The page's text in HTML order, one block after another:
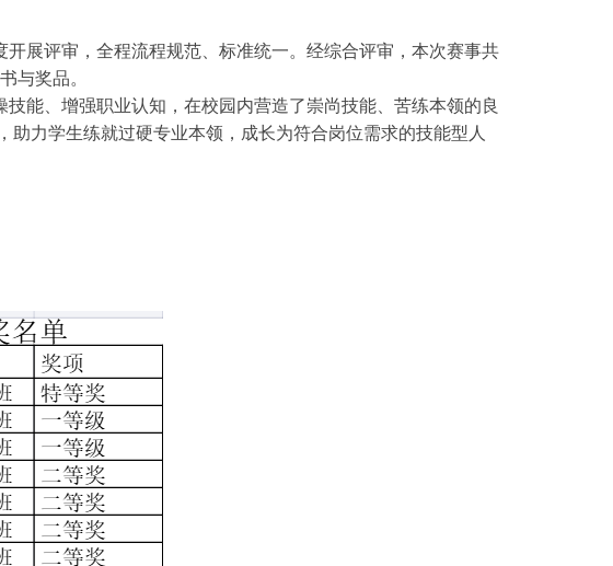
展评审，全程流程规范、标准统一。经综合评审，本次赛事共
与奖品。
能、增强职业认知，在校园内营造了崇尚技能、苦练本领的良
力学生练就过硬专业本领，成长为符合岗位需求的技能型人